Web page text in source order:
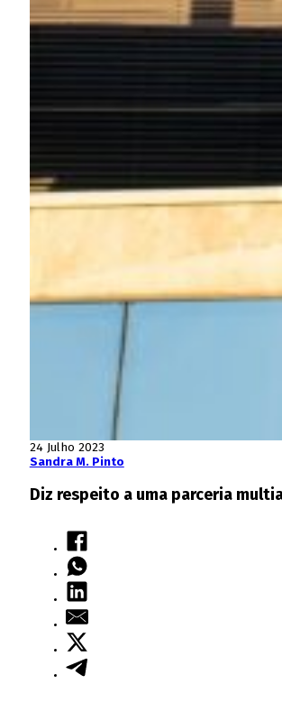
24 Julho 2023
Sandra M. Pinto
Diz respeito a uma parceria